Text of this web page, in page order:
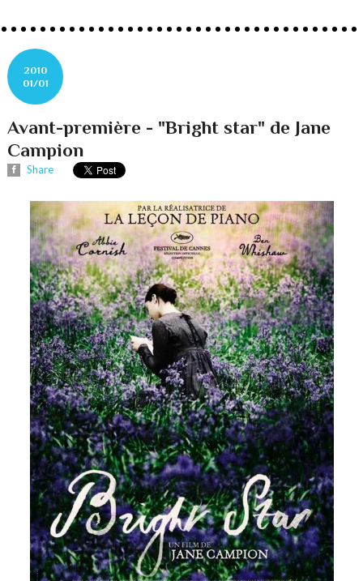
2010
01/01
Avant-première - "Bright star" de Jane
Campion
Share